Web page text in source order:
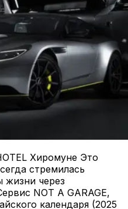
Хиромуне Это
стремилась
жизни через
NOT A GARAGE,
календаря (2025